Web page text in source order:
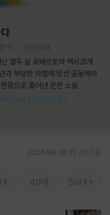
열두 살 로베르토와 멕시코계
과 부당한 차별에 맞선 공동체의
장으로 풀어낸 운문 소설.
지 노트 (포인트차감)
2026.08.08 15:42 기준
40대 50대